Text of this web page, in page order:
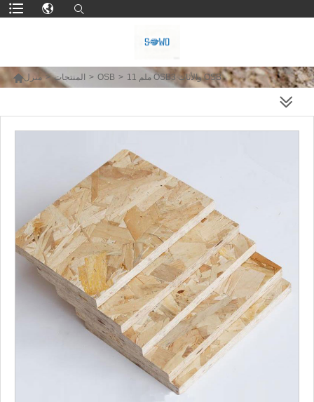
منزل > المنتجات > OSB > 11 ملم OSB3 والأثاث OSB